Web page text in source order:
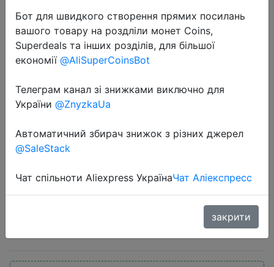
2020-10-31
Сумка на плечо WESTAL 8211
мужская из натуральной кожи,
саквояж на молнии, сумочка
чемоданчик на плечо с клапаном
Бот для швидкого створення прямих посилань
вашого товару на роздліли монет Coins,
Superdeals та інших розділів, для більшої
економії @AliSuperCoinsBot
Телеграм канал зі знижками виключно для
України @ZnyzkaUa
Автоматичний збирач знижок з різних джерел
@SaleStack
Чат спільноти Aliexpress УкраїнаЧат Аліекспресс
закрити